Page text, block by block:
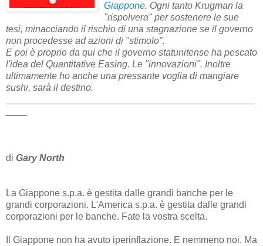
Giappone. Ogni tanto Krugman la
"rispolvera" per sostenere le sue
tesi, minacciando il rischio di una stagnazione se il governo
non procedesse ad azioni di "stimolo".
E poi è proprio da qui che il governo statunitense ha pescato
l'idea del Quantitative Easing. Le "innovazioni". Inoltre
ultimamente ho anche una pressante voglia di mangiare
sushi, sarà il destino.
di Gary North
La Giappone s.p.a. è gestita dalle grandi banche per le
grandi corporazioni. L'America s.p.a. è gestita dalle grandi
corporazioni per le banche. Fate la vostra scelta.
Il Giappone non ha avuto iperinflazione. E nemmeno noi. Ma